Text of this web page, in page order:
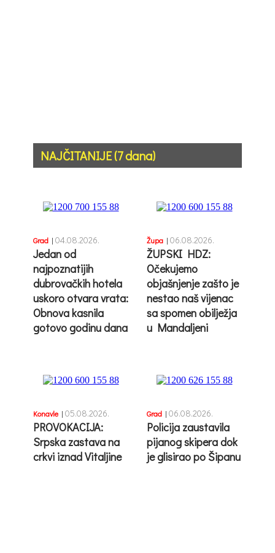
NAJČITANIJE (7 dana)
Grad | 04.08.2026.
Jedan od
najpoznatijih
dubrovačkih hotela
uskoro otvara vrata:
Obnova kasnila
gotovo godinu dana
Župa | 06.08.2026.
ŽUPSKI HDZ:
Očekujemo
objašnjenje zašto je
nestao naš vijenac
sa spomen obilježja
u Mandaljeni
Konavle | 05.08.2026.
PROVOKACIJA:
Srpska zastava na
crkvi iznad Vitaljine
Grad | 06.08.2026.
Policija zaustavila
pijanog skipera dok
je glisirao po Šipanu